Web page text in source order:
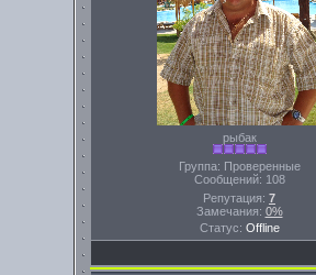
рыбак
Группа: Проверенные
Сообщений: 108
Репутация: 7
Замечания: 0%
Статус: Offline